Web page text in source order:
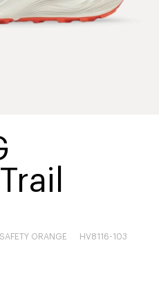
ORANGE HV8116-103